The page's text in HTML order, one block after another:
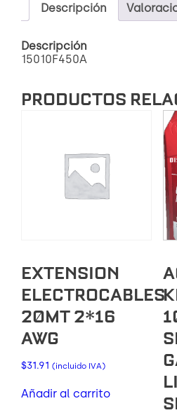
Descripción
Descripción
15010F450A
PRODUCTOS
EXTENSION
ELECTROCABLES
20MT 2*16
AWG
$31.91 (incluido IVA)
Añadir al carrito